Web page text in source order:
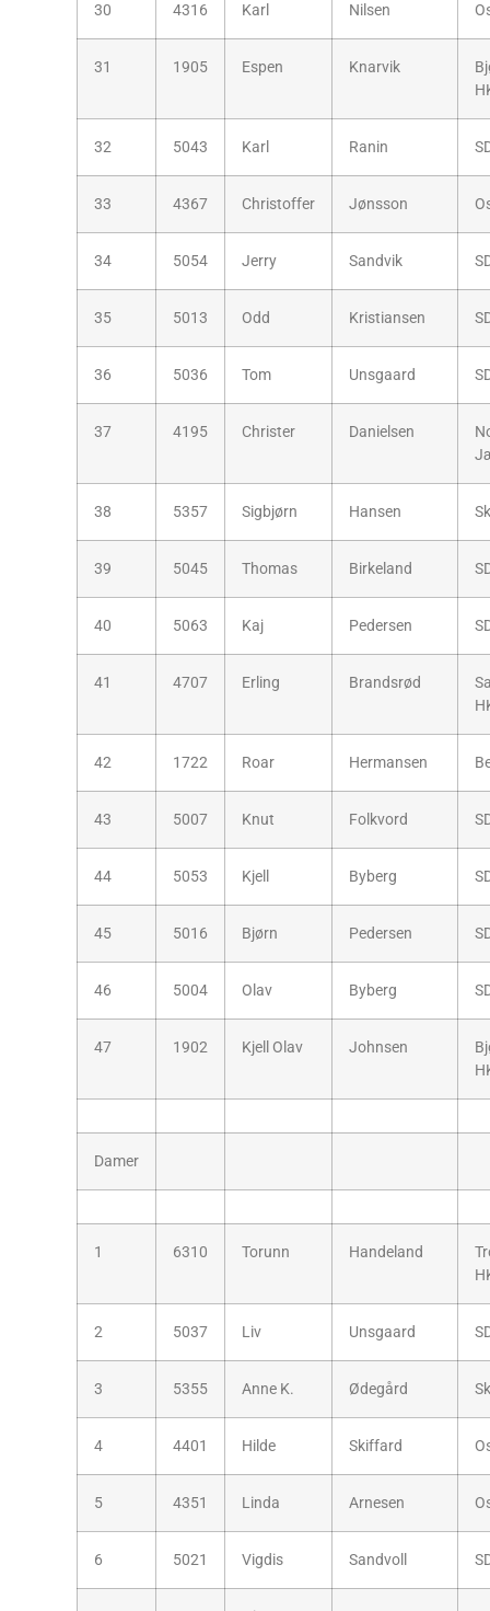
30 4316 Karl Nilsen
31 1905 Espen Knarvik
32 5043 Karl Ranin
33 4367 Christoffer Jønsson
34 5054 Jerry Sandvik
35 5013 Odd Kristiansen
36 5036 Tom Unsgaard
37 4195 Christer Danielsen
38 5357 Sigbjørn Hansen
39 5045 Thomas Birkeland
40 5063 Kaj Pedersen
41 4707 Erling Brandsrød
42 1722 Roar Hermansen
43 5007 Knut Folkvord
44 5053 Kjell Byberg
45 5016 Bjørn Pedersen
46 5004 Olav Byberg
47 1902 Kjell Olav Johnsen
Damer
1 6310 Torunn Handeland
2 5037 Liv Unsgaard
3 5355 Anne K. Ødegård
4 4401 Hilde Skiffard
5 4351 Linda Arnesen
6 5021 Vigdis Sandvoll